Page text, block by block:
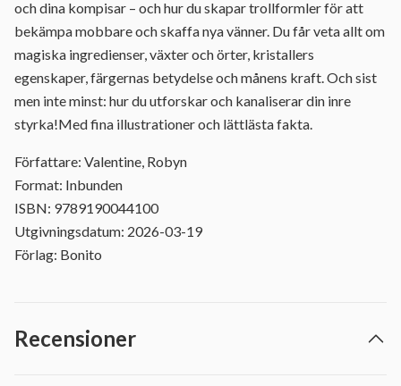
och dina kompisar – och hur du skapar trollformler för att
bekämpa mobbare och skaffa nya vänner. Du får veta allt om
magiska ingredienser, växter och örter, kristallers
egenskaper, färgernas betydelse och månens kraft. Och sist
men inte minst: hur du utforskar och kanaliserar din inre
styrka!Med fina illustrationer och lättlästa fakta.
Författare: Valentine, Robyn
Format: Inbunden
ISBN: 9789190044100
Utgivningsdatum: 2026-03-19
Förlag: Bonito
Recensioner